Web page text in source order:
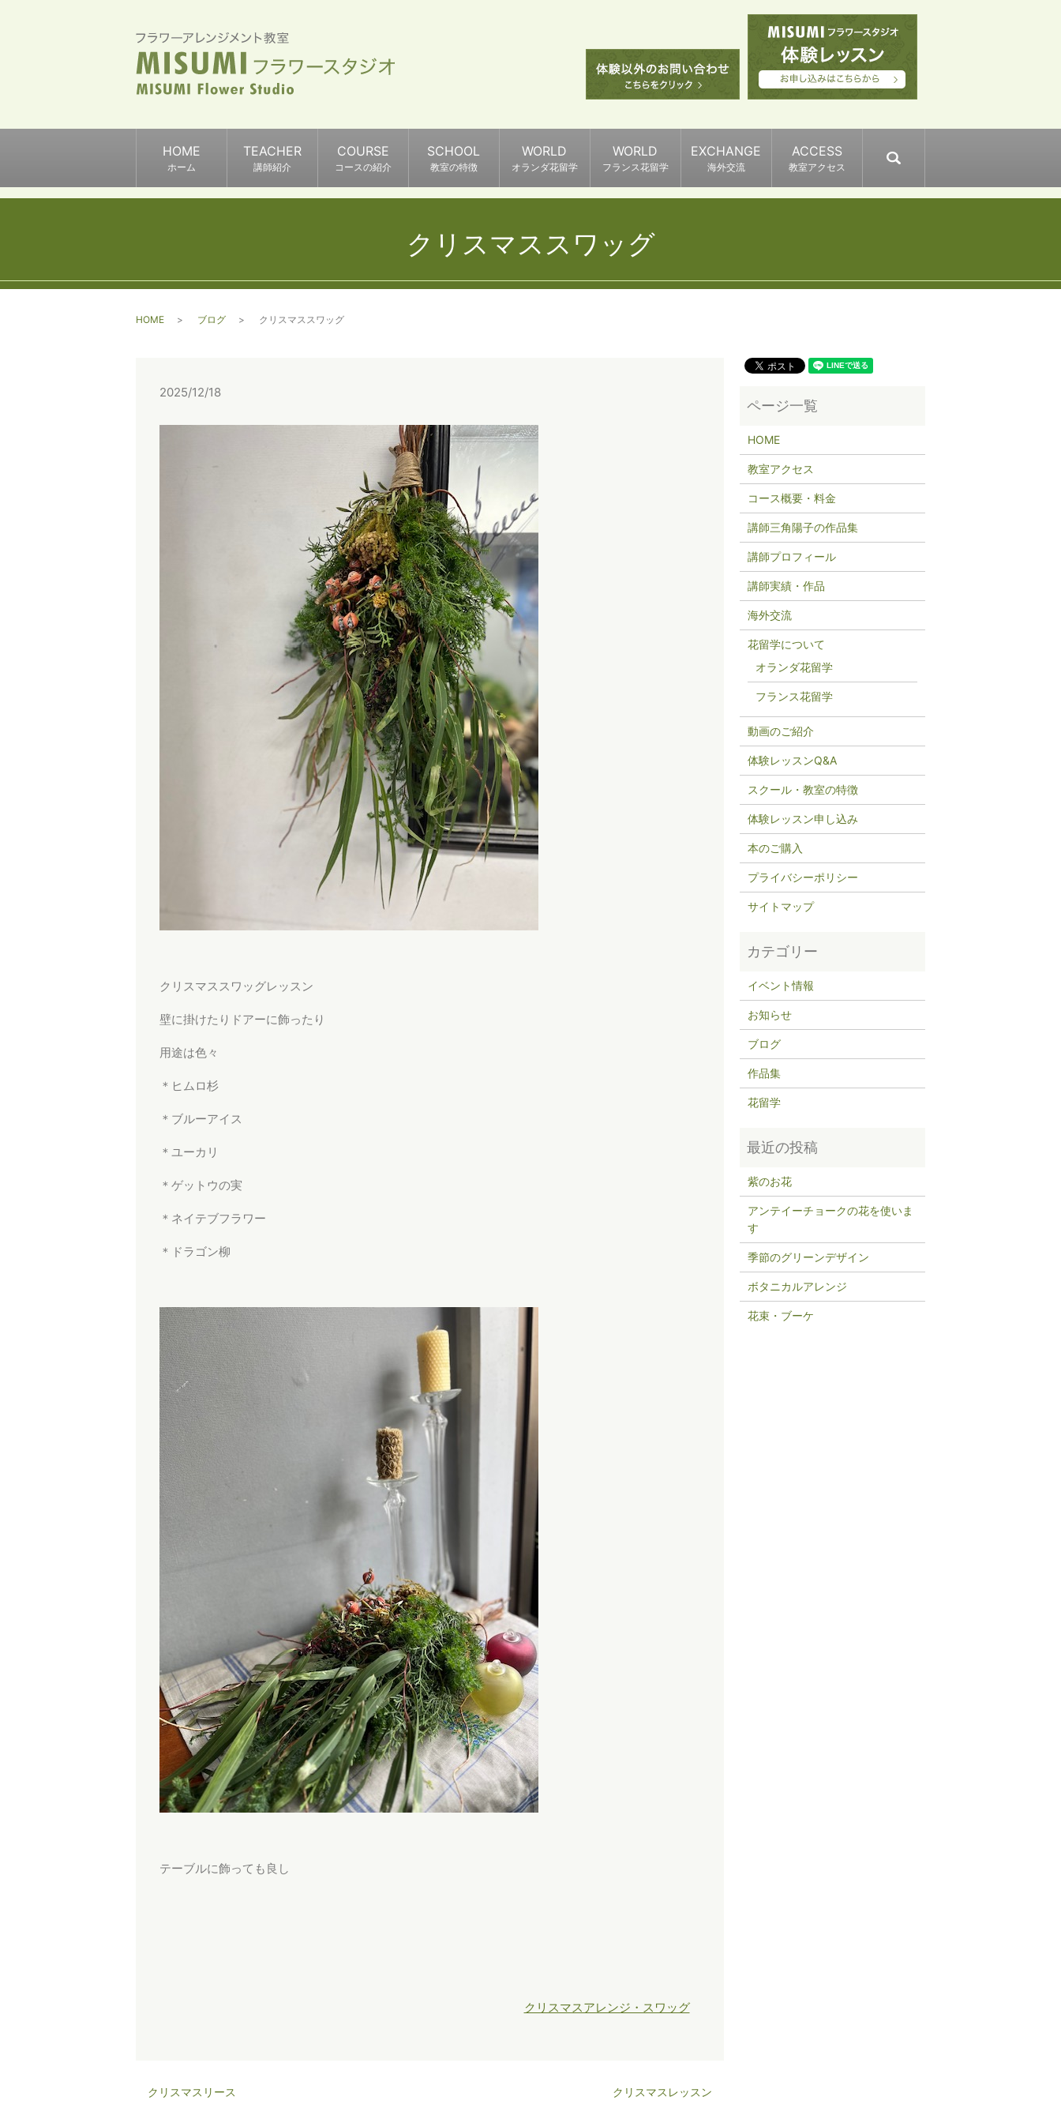
HOME
ホーム
TEACHER
講師紹介
COURSE
コースの紹介
SCHOOL
教室の特徴
WORLD
オランダ花留学
WORLD
フランス花留学
EXCHANGE
海外交流
ACCESS
教室アクセス
クリスマススワッグ
HOME ブログ クリスマススワッグ
2025/12/18
クリスマススワッグレッスン
壁に掛けたりドアーに飾ったり
用途は色々
＊ヒムロ杉
＊ブルーアイス
＊ユーカリ
＊ゲットウの実
＊ネイテブフラワー
＊ドラゴン柳
テーブルに飾っても良し
クリスマスアレンジ・スワッグ
クリスマスリース クリスマスレッスン
HOME
教室アクセス
コース概要・料金
講師三角陽子の作品集
講師プロフィール
講師実績・作品
海外交流
花留学について
オランダ花留学
フランス花留学
動画のご紹介
体験レッスンQ&A
スクール・教室の特徴
体験レッスン申し込み
本のご購入
プライバシーポリシー
サイトマップ
イベント情報
お知らせ
ブログ
作品集
花留学
紫のお花
アンテイーチョークの花を使いま
す
季節のグリーンデザイン
ボタニカルアレンジ
花束・ブーケ